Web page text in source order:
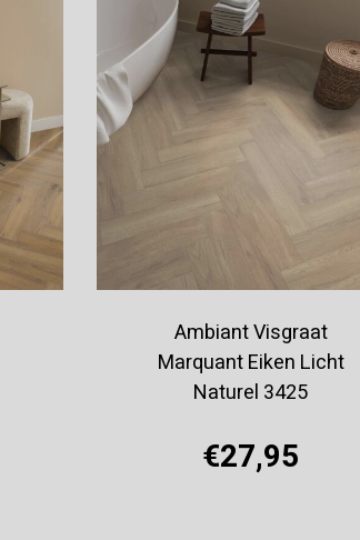
Ambiant Visgraat
Marquant Eiken Licht
Naturel 3425
€27,95